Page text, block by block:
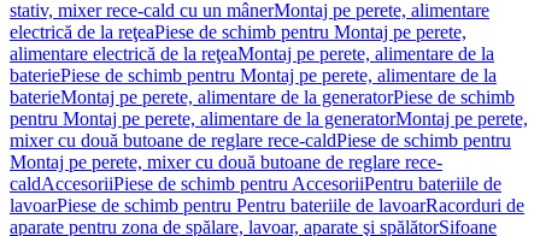
stativ, mixer rece-cald cu un mânerMontaj pe perete, alimentare
electrică de la reţeaPiese de schimb pentru Montaj pe perete,
alimentare electrică de la reţeaMontaj pe perete, alimentare de la
bateriePiese de schimb pentru Montaj pe perete, alimentare de la
baterieMontaj pe perete, alimentare de la generatorPiese de schimb
pentru Montaj pe perete, alimentare de la generatorMontaj pe perete,
mixer cu două butoane de reglare rece-caldPiese de schimb pentru
Montaj pe perete, mixer cu două butoane de reglare rece-
caldAccesoriiPiese de schimb pentru AccesoriiPentru bateriile de
lavoarPiese de schimb pentru Pentru bateriile de lavoarRacorduri de
aparate pentru zona de spălare, lavoar, aparate şi spălătorSifoane